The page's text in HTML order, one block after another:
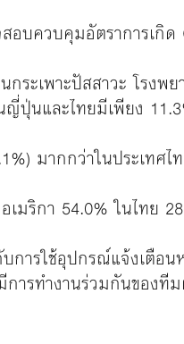
อบควบคุมอัตราการเกิ
ระเพาะปัสสาวะ โรงพย
ปุ่นและไทยมีเพียง
มากกว่าในประเทศไ
มริกา 54.0% ในไทย
ารใช้อุปกรณ์แจ้งเตือน
ารทำงานร่วมกันของที